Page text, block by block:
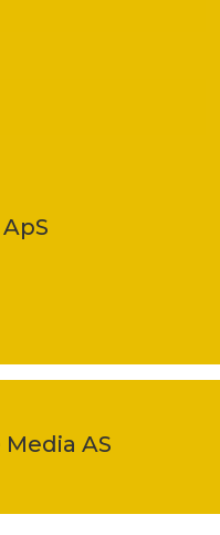
AS